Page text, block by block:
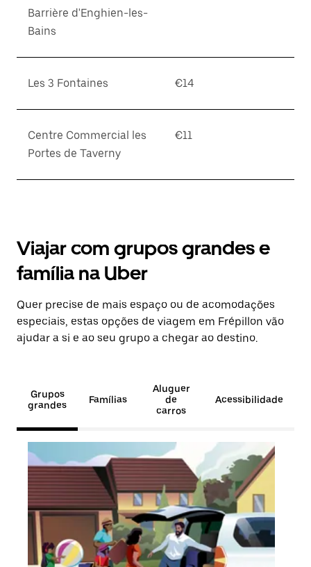
Barrière d'Enghien-les-
Bains
Les 3 Fontaines €14
Centre Commercial les
Portes de Taverny
€11
Viajar com grupos grandes e
família na Uber
Quer precise de mais espaço ou de acomodações
especiais, estas opções de viagem em Frépillon vão
ajudar a si e ao seu grupo a chegar ao destino.
Grupos
grandes
Famílias
Aluguer
de
carros
Acessibilidade